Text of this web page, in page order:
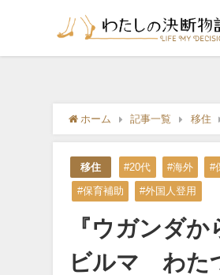
ホーム 記事一覧 移住
移住 #20代 #海外 #
#保育補助 #外国人登用
『ウガンダ
ビルマ わた